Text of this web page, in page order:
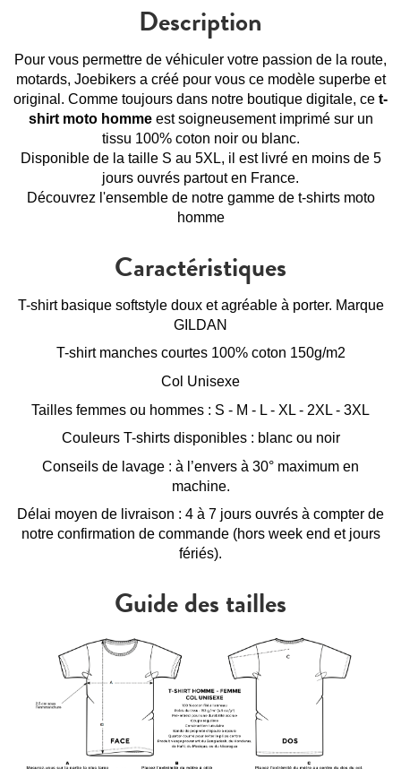
Description
Pour vous permettre de véhiculer votre passion de la route,
motards, Joebikers a créé pour vous ce modèle superbe et
original. Comme toujours dans notre boutique digitale, ce t-
shirt moto hommeest soigneusement imprimé sur un
tissu 100% coton noir ou blanc.
Disponible de la taille S au 5XL, il est livré en moins de 5
jours ouvrés partout en France.
Découvrez l'ensemble de notre gamme de t-shirts moto
homme
Caractéristiques
T-shirt basique softstyle doux et agréable à porter. Marque
GILDAN
T-shirt manches courtes 100% coton 150g/m2
Col Unisexe
Tailles femmes ou hommes : S - M - L - XL - 2XL - 3XL
Couleurs T-shirts disponibles : blanc ou noir
Conseils de lavage : à l’envers à 30° maximum en
machine.
Délai moyen de livraison : 4 à 7 jours ouvrés à compter de
notre confirmation de commande (hors week end et jours
fériés).
Guide des tailles